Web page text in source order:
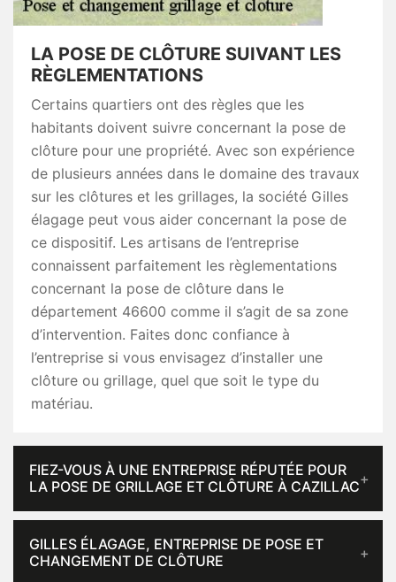
LA POSE DE CLÔTURE SUIVANT LES
RÈGLEMENTATIONS
Certains quartiers ont des règles que les
habitants doivent suivre concernant la pose de
clôture pour une propriété. Avec son expérience
de plusieurs années dans le domaine des travaux
sur les clôtures et les grillages, la société Gilles
élagage peut vous aider concernant la pose de
ce dispositif. Les artisans de l’entreprise
connaissent parfaitement les règlementations
concernant la pose de clôture dans le
département 46600 comme il s’agit de sa zone
d’intervention. Faites donc confiance à
l’entreprise si vous envisagez d’installer une
clôture ou grillage, quel que soit le type du
matériau.
FIEZ-VOUS À UNE ENTREPRISE RÉPUTÉE POUR
LA POSE DE GRILLAGE ET CLÔTURE À CAZILLAC
GILLES ÉLAGAGE, ENTREPRISE DE POSE ET
CHANGEMENT DE CLÔTURE